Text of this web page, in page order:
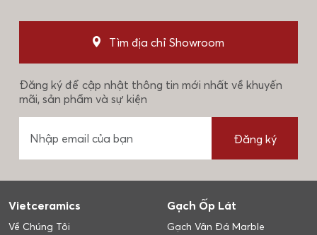
Tìm địa chỉ Showroom
Đăng ký để cập nhật thông tin mới nhất về khuyến
mãi, sản phẩm và sự kiện
Đăng ký
Vietceramics
Về Chúng Tôi
Gạch Ốp Lát
Gạch Vân Đá Marble